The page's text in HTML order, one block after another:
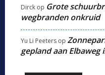
Dirck op Grote
wegbranden onkruid
Yu Li Peeters op
gepland aan Elbaweg